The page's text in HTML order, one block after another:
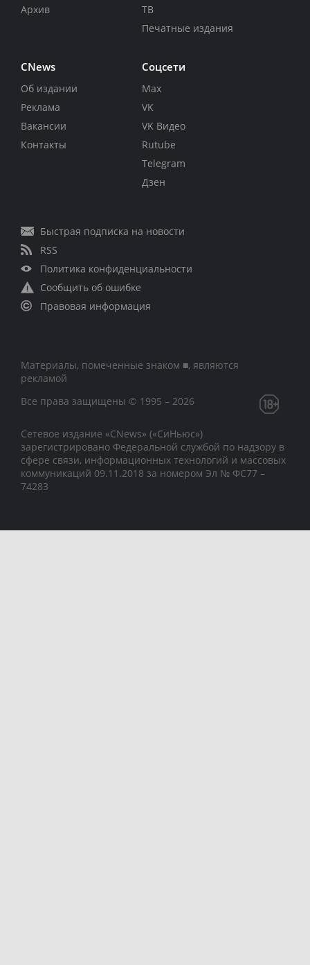
Архив
ТВ
Печатные издания
CNews
Об издании
Реклама
Вакансии
Контакты
Соцсети
Max
VK
VK Видео
Rutube
Telegram
Дзен
Быстрая подписка на новости
RSS
Политика конфиденциальности
Сообщить об ошибке
Правовая информация
Материалы, помеченные знаком ■, являются
рекламой
Все права защищены © 1995 – 2026
Сетевое издание «CNews» («СиНьюс»)
зарегистрировано Федеральной службой по надзору в
сфере связи, информационных технологий и массовых
коммуникаций 09.11.2018 за номером Эл № ФС77 –
74283